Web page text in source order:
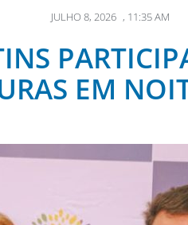
JULHO 8, 2026 , 11:35 AM
EM